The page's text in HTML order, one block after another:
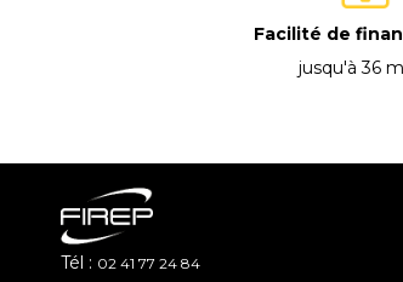
Facilité de
jusqu'à 36
Tél : 02 41 77 24 84